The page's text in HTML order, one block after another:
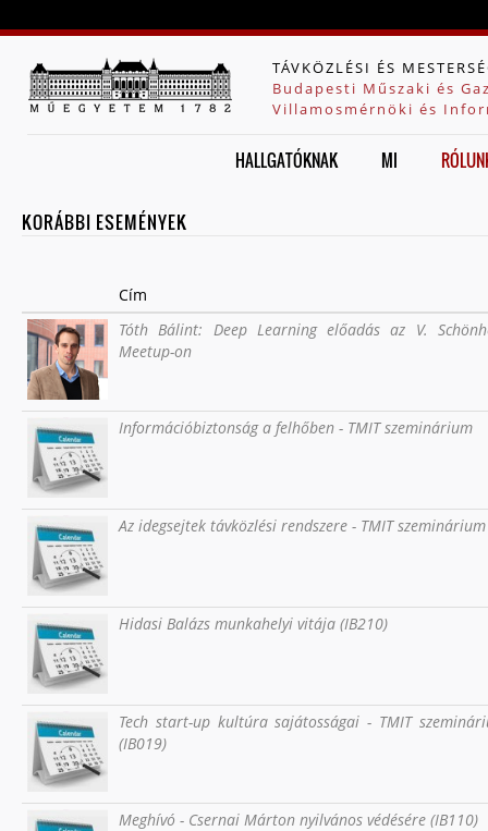
TÁVKÖZLÉSI ÉS
Budapesti Műszaki és
Villamosmérnöki és
HALLGATÓKNAK MI
KORÁBBI ESEMÉNYEK
Cím
Tóth Bálint: Deep Learning előadás az V.
Meetup-on
Információbiztonság a felhőben - TMIT szeminárium
Az idegsejtek távközlési rendszere - TMIT szeminárium
Hidasi Balázs munkahelyi vitája (IB210)
Tech start-up kultúra sajátosságai - TMIT
(IB019)
Meghívó - Csernai Márton nyilvános védésére (IB110)